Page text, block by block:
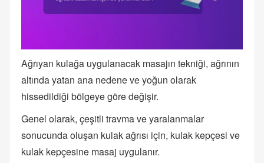
Ağrıyan kulağa uygulanacak masajın tekniği, ağrının
altında yatan ana nedene ve yoğun olarak
hissedildiği bölgeye göre değişir.
Genel olarak, çeşitli travma ve yaralanmalar
sonucunda oluşan kulak ağrısı için, kulak kepçesi ve
kulak kepçesine masaj uygulanır.